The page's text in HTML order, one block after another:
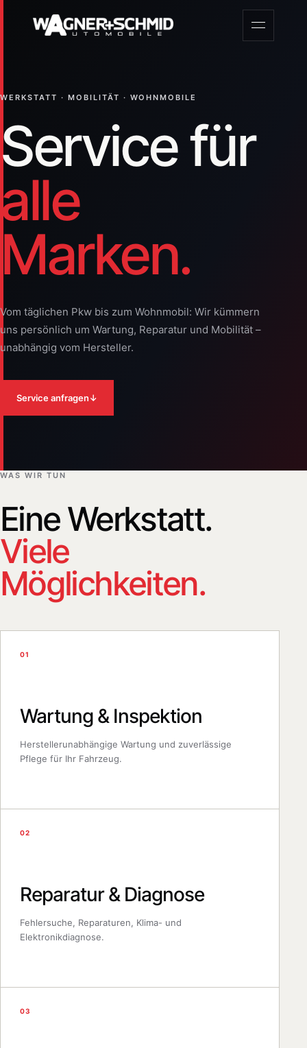
WERKSTATT · MOBILITÄT · WOHNMOBILE
Service für
alle
Marken.
Vom täglichen Pkw bis zum Wohnmobil: Wir kümmern
uns persönlich um Wartung, Reparatur und Mobilität –
unabhängig vom Hersteller.
Service anfragen↓
WAS WIR TUN
Eine Werkstatt.
Viele
Möglichkeiten.
01
Wartung & Inspektion
Herstellerunabhängige Wartung und zuverlässige
Pflege für Ihr Fahrzeug.
02
Reparatur & Diagnose
Fehlersuche, Reparaturen, Klima- und
Elektronikdiagnose.
03